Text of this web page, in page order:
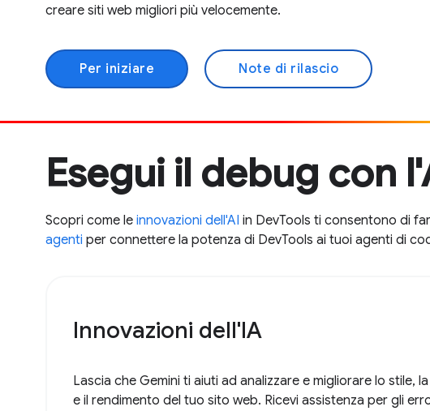
creare siti web migliori più velocemente.
Per iniziare Note di rilascio
Esegui il debug con
Scopri come le innovazioni dell'AI in DevTools ti consentono di
agenti per connettere la potenza di DevTools ai tuoi agenti di
Innovazioni dell'IA
Lascia che Gemini ti aiuti ad analizzare e migliorare lo stile,
e il rendimento del tuo sito web. Ricevi assistenza per gli